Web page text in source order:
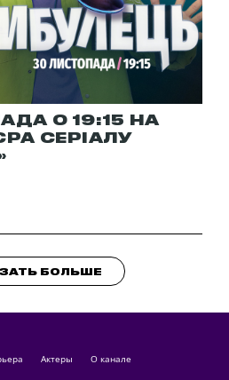
О 19:15 НА
СЕРІАЛУ
БОЛЬШЕ
актеры О канале